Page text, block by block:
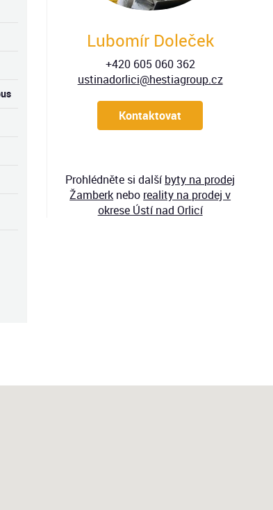
Lubomír Doleček
+420 605 060 362
ustinadorlici@hestiagroup.cz
Kontaktovat
Prohlédněte si dalšíbyty na prodej
Žamberk nebo reality na prodej v
okrese Ústí nad Orlicí